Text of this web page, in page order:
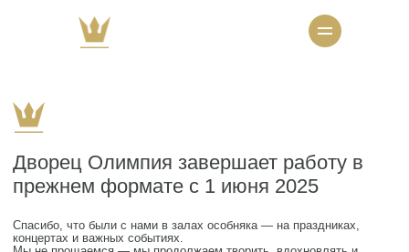
Шумли by Olympia ВК
Atelier Noble Rot ВК
Дворец Олимпия завершает работу в
прежнем формате с 1 июня 2025
Спасибо, что были с нами в залах особняка — на праздниках,
концертах и важных событиях.
Мы не прощаемся — мы продолжаем творить, вдохновлять и
принимать гостей в новых проектах ❤️❤️❤️